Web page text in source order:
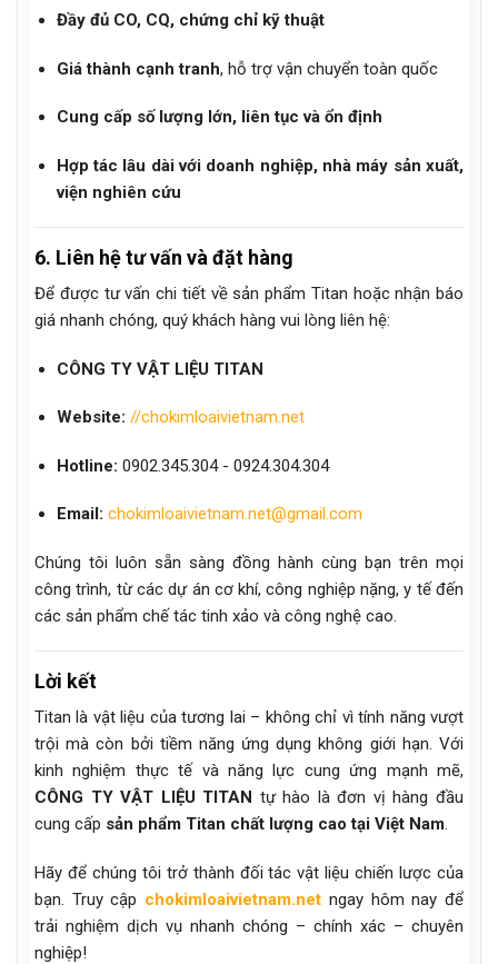
Đầy đủ CO, CQ, chứng chỉ kỹ thuật
Giá thành cạnh tranh, hỗ trợ vận chuyển toàn quốc
Cung cấp số lượng lớn, liên tục và ổn định
Hợp tác lâu dài với doanh nghiệp, nhà máy sản xuất,
viện nghiên cứu
6. Liên hệ tư vấn và đặt hàng
Để được tư vấn chi tiết về sản phẩm Titan hoặc nhận báo
giá nhanh chóng, quý khách hàng vui lòng liên hệ:
CÔNG TY VẬT LIỆU TITAN
Website: //chokimloaivietnam.net
Hotline: 0902.345.304 - 0924.304.304
Email: chokimloaivietnam.net@gmail.com
Chúng tôi luôn sẵn sàng đồng hành cùng bạn trên mọi
công trình, từ các dự án cơ khí, công nghiệp nặng, y tế đến
các sản phẩm chế tác tinh xảo và công nghệ cao.
Lời kết
Titan là vật liệu của tương lai – không chỉ vì tính năng vượt
trội mà còn bởi tiềm năng ứng dụng không giới hạn. Với
kinh nghiệm thực tế và năng lực cung ứng mạnh mẽ,
CÔNG TY VẬT LIỆU TITAN tự hào là đơn vị hàng đầu
cung cấp sản phẩm Titan chất lượng cao tại Việt Nam.
Hãy để chúng tôi trở thành đối tác vật liệu chiến lược của
bạn. Truy cập chokimloaivietnam.net ngay hôm nay để
trải nghiệm dịch vụ nhanh chóng – chính xác – chuyên
nghiệp!